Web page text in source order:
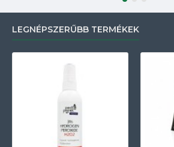
LEGNÉPSZERŰBB TERMÉKEK